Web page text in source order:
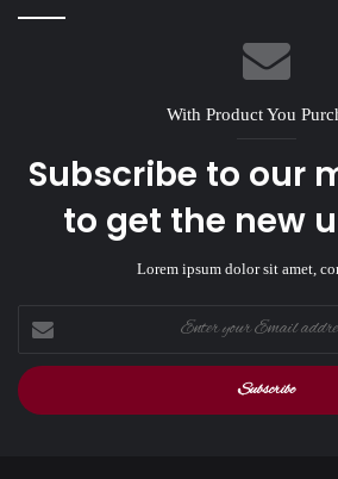
With Product You
Subscribe to our
to get the new
Lorem ipsum dolor sit amet,
your
Email
address